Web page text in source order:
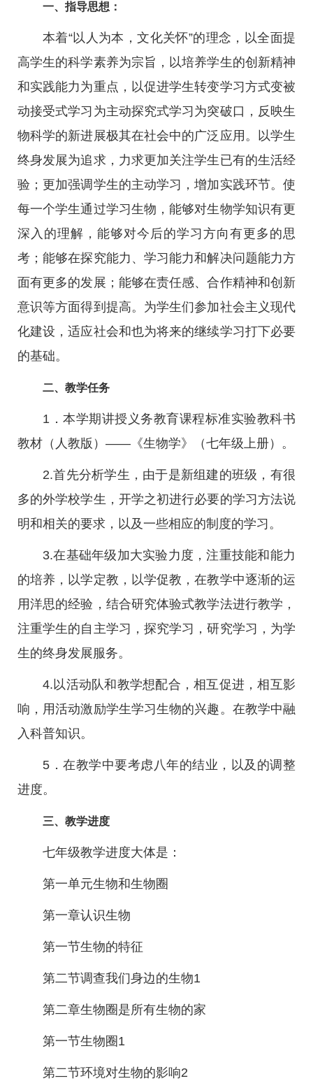
一、指导思想：
本着“以人为本，文化关怀”的理念，以全面提
高学生的科学素养为宗旨，以培养学生的创新精神
和实践能力为重点，以促进学生转变学习方式变被
动接受式学习为主动探究式学习为突破口，反映生
物科学的新进展极其在社会中的广泛应用。以学生
终身发展为追求，力求更加关注学生已有的生活经
验；更加强调学生的主动学习，增加实践环节。使
每一个学生通过学习生物，能够对生物学知识有更
深入的理解，能够对今后的学习方向有更多的思
考；能够在探究能力、学习能力和解决问题能力方
面有更多的发展；能够在责任感、合作精神和创新
意识等方面得到提高。为学生们参加社会主义现代
化建设，适应社会和也为将来的继续学习打下必要
的基础。
二、教学任务
1．本学期讲授义务教育课程标准实验教科书
教材（人教版）——《生物学》（七年级上册）。
2.首先分析学生，由于是新组建的班级，有很
多的外学校学生，开学之初进行必要的学习方法说
明和相关的要求，以及一些相应的制度的学习。
3.在基础年级加大实验力度，注重技能和能力
的培养，以学定教，以学促教，在教学中逐渐的运
用洋思的经验，结合研究体验式教学法进行教学，
注重学生的自主学习，探究学习，研究学习，为学
生的终身发展服务。
4.以活动队和教学想配合，相互促进，相互影
响，用活动激励学生学习生物的兴趣。在教学中融
入科普知识。
5．在教学中要考虑八年的结业，以及的调整
进度。
三、教学进度
七年级教学进度大体是：
第一单元生物和生物圈
第一章认识生物
第一节生物的特征
第二节调查我们身边的生物1
第二章生物圈是所有生物的家
第一节生物圈1
第二节环境对生物的影响2